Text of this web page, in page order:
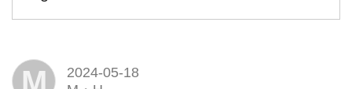
M
2024-05-18